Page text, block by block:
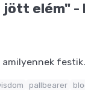
jött elém" -
festik.
pallbearer